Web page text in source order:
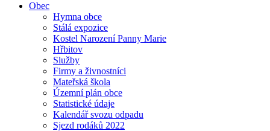
Obec
Hymna obce
Stálá expozice
Kostel Narození Panny Marie
Hřbitov
Služby
Firmy a živnostníci
Mateřská škola
Územní plán obce
Statistické údaje
Kalendář svozu odpadu
Sjezd rodáků 2022